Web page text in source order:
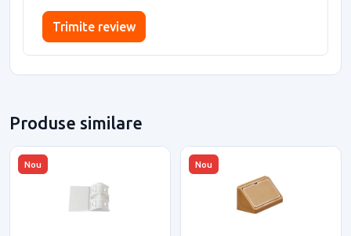
Trimite review
Produse similare
Nou Nou